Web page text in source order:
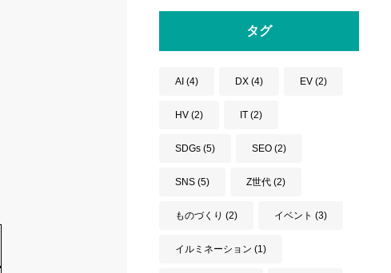
タグ
AI (4) DX (4) EV (2)
HV (2) IT (2)
SDGs (5) SEO (2)
SNS (5) Z世代 (2)
ものづくり (2) イベント (3)
イルミネーション (1)